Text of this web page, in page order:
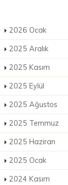
2026 Ocak
2025 Aralık
2025 Kasım
2025 Eylül
2025 Ağustos
2025 Temmuz
2025 Haziran
2025 Ocak
2024 Kasım